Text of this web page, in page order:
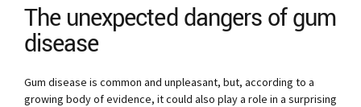
The unexpected dangers of gum
disease
Gum disease is common and unpleasant, but, according to a
growing body of evidence, it could also play a role in a surprising